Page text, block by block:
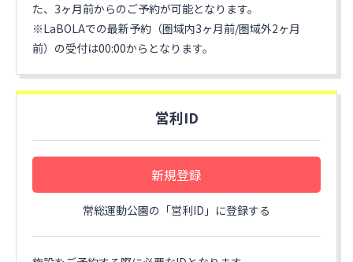
た、3ヶ月前からのご予約が可能となります。
※LaBOLAでの最新予約（圏域内3ヶ月前/圏域外2ヶ月
前）の受付は00:00からとなります。
営利ID
新規登録
常総運動公園の「営利ID」に登録する